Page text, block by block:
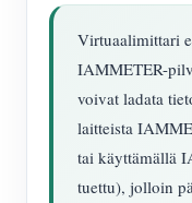
Blogit
Virtuaalimittari
IAMMETER-
voivat ladata
laitteista
tai käyttämällä
tuettu), jolloin